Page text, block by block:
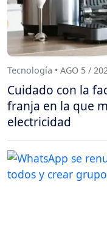
Tecnología • AGO 5 /
Cuidado con la
franja en la que
electricidad